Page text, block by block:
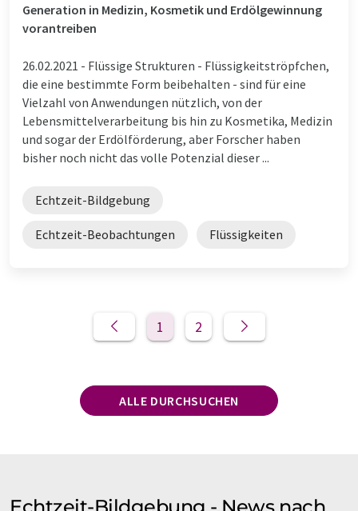
Generation in Medizin, Kosmetik und Erdölgewinnung
vorantreiben
26.02.2021 - Flüssige Strukturen - Flüssigkeitströpfchen,
die eine bestimmte Form beibehalten - sind für eine
Vielzahl von Anwendungen nützlich, von der
Lebensmittelverarbeitung bis hin zu Kosmetika, Medizin
und sogar der Erdölförderung, aber Forscher haben
bisher noch nicht das volle Potenzial dieser ...
Echtzeit-Bildgebung
Echtzeit-Beobachtungen Flüssigkeiten
1 2
ALLE DURCHSUCHEN
Echtzeit-Bildgebung - News nach